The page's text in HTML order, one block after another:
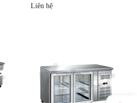
Liên hệ